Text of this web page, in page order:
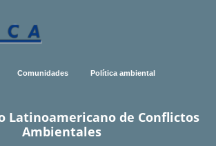
Comunidades Política ambiental
Latinoamericano de Conflictos
Ambientales